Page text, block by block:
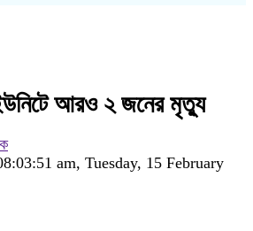
আরও ২ জনের মৃত্যু
am, Tuesday, 15 February